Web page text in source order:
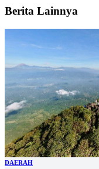
Berita Lainnya
DAERAH